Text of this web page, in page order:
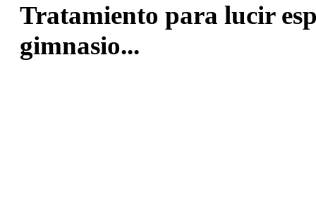
Tratamiento para lucir
gimnasio...